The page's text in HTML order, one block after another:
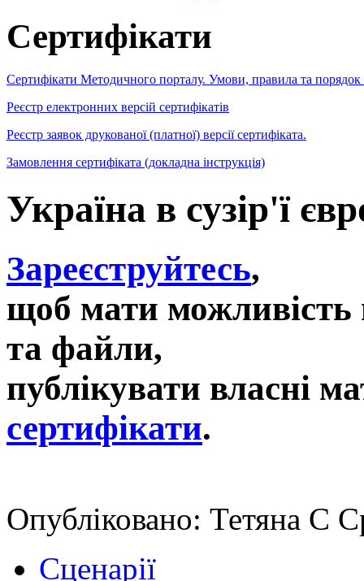
Сертифікати
Сертифікати Методичного порталу. Умови, правила та порядок
Реєстр електронних версій сертифікатів
Реєстр заявок друкованої (платної) версії сертифіката.
Замовлення сертифіката (докладна інструкція)
Україна в сузір'ї
Зареєструйтесь,
щоб мати можливість
та файли,
публікувати власні
сертифікати.
Опубліковано: Тетяна C
Сценарії